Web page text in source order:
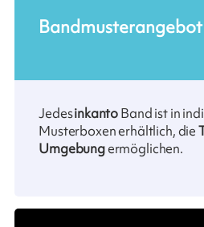
Bandmusterangebot
JedesinkantoBand ist in
Musterboxen erhältlich, die
Umgebungermöglichen.